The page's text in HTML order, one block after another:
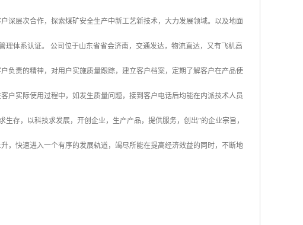
深层次合作，探索煤矿安全生产中新工艺新技术，大力发展领域。以及地面
体系认证。 公司位于山东省省会济南，交通发达，物流直达，又有飞机高
负责的精神，对用户实施质量跟踪，建立客户档案，定期了解客户在产品使
户实际使用过程中，如发生质量问题，接到客户电话后均能在内派技术人员
存，以科技求发展，开创企业，生产产品，提供服务，创出”的企业宗旨，
，快速进入一个有序的发展轨道，竭尽所能在提高经济效益的同时，不断地